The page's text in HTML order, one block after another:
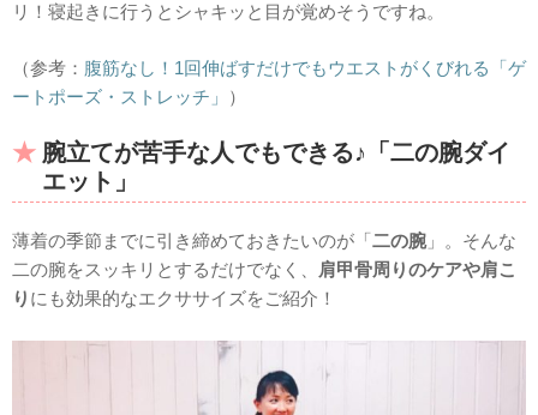
リ！寝起きに行うとシャキッと目が覚めそうですね。
（参考： 腹筋なし！1回伸ばすだけでもウエストがくびれる「ゲ
ートポーズ・ストレッチ」
）
腕立てが苦手な人でもできる♪「二の腕ダイ
エット」
薄着の季節までに引き締めておきたいのが「二の腕」。そんな
二の腕をスッキリとするだけでなく、
肩甲骨周りのケアや肩こ
り にも効果的なエクササイズをご紹介！